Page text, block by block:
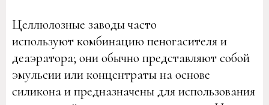
Целлюлозные заводы часто
используют комбинацию пеногасителя и
деаэратора; они обычно представляют собой
эмульсии или концентраты на основе
силикона и предназначены для использования